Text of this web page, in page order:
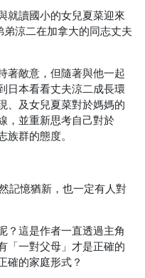
就讀國小的女兒夏菜迎來
涼二在加拿大的同志丈夫
著敵意，但隨著與他一起
日本看看丈夫涼二成長環
、及女兒夏菜對於媽媽的
，並重新思考自己對於
族群的態度。
記憶猶新，也一定有人對
？這是作者一直透過主角
「一對父母」才是正確的
確的家庭形式？